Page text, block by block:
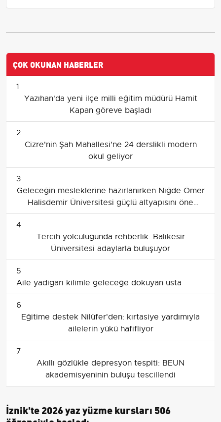
ÇOK OKUNAN HABERLER
1
Yazıhan'da yeni ilçe milli eğitim müdürü Hamit
Kapan göreve başladı
2
Cizre'nin Şah Mahallesi'ne 24 derslikli modern
okul geliyor
3
Geleceğin mesleklerine hazırlanırken Niğde Ömer
Halisdemir Üniversitesi güçlü altyapısını öne
çıkarıyor
4
Tercih yolculuğunda rehberlik: Balıkesir
Üniversitesi adaylarla buluşuyor
5
Aile yadigarı kilimle geleceğe dokuyan usta
6
Eğitime destek Nilüfer'den: kırtasiye yardımıyla
ailelerin yükü hafifliyor
7
Akıllı gözlükle depresyon tespiti: BEUN
akademisyeninin buluşu tescillendi
İznik'te 2026 yaz yüzme kursları 506